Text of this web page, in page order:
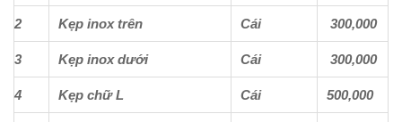
2 Kẹp inox trên Cái 300,000
3 Kẹp inox dưới Cái 300,000
4 Kẹp chữ L Cái 500,000